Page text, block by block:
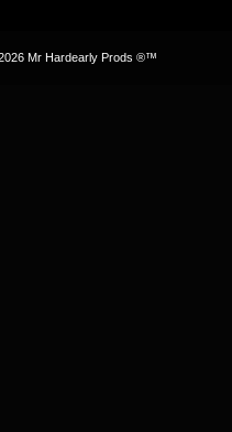
Mr Hardearly Prods ®™